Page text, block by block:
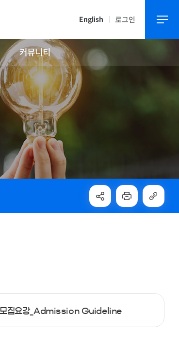
English 로그인
커뮤니티
모집요강_Admission Guideline